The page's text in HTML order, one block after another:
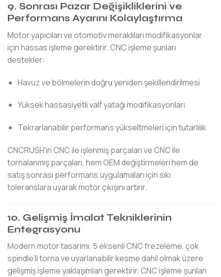
9. Sonrası Pazar Değişikliklerini ve
Performans Ayarını Kolaylaştırma
Motor yapıcıları ve otomotiv meraklıları modifikasyonlar
için hassas işleme gerektirir. CNC işleme şunları
destekler:
Havuz ve bölmelerin doğru yeniden şekillendirilmesi
Yüksek hassasiyetli valf yatağı modifikasyonları
Tekrarlanabilir performans yükseltmeleri için tutarlılık
CNCRUSH'ın CNC ile işlenmiş parçaları ve CNC ile
tornalanmış parçaları, hem OEM değiştirmeleri hem de
satış sonrası performans uygulamaları için sıkı
toleranslara uyarak motor çıkışını artırır.
10. Gelişmiş İmalat Tekniklerinin
Entegrasyonu
Modern motor tasarımı, 5 eksenli CNC frezeleme, çok
spindle'li torna ve uyarlanabilir kesme dahil olmak üzere
gelişmiş işleme yaklaşımları gerektirir. CNC işleme şunları